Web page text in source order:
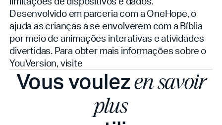
Desenvolvido em parceria com a OneHope, o
ajuda as crianças a se envolverem com a Bíblia
por meio de animações interativas e atividades
divertidas. Para obter mais informações sobre o
YouVersion, visite
Vous voulezen savoir
plus